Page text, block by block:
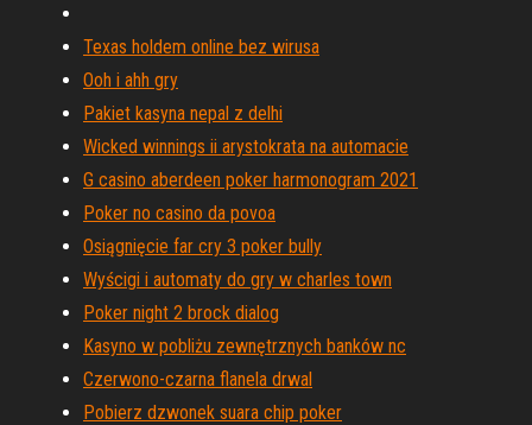
Texas holdem online bez wirusa
Ooh i ahh gry
Pakiet kasyna nepal z delhi
Wicked winnings ii arystokrata na automacie
G casino aberdeen poker harmonogram 2021
Poker no casino da povoa
Osiągnięcie far cry 3 poker bully
Wyścigi i automaty do gry w charles town
Poker night 2 brock dialog
Kasyno w pobliżu zewnętrznych banków nc
Czerwono-czarna flanela drwal
Pobierz dzwonek suara chip poker